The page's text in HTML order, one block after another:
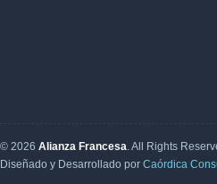
© 2026 Alianza Francesa. All Rights
Diseñado y Desarrollado por Caórdica